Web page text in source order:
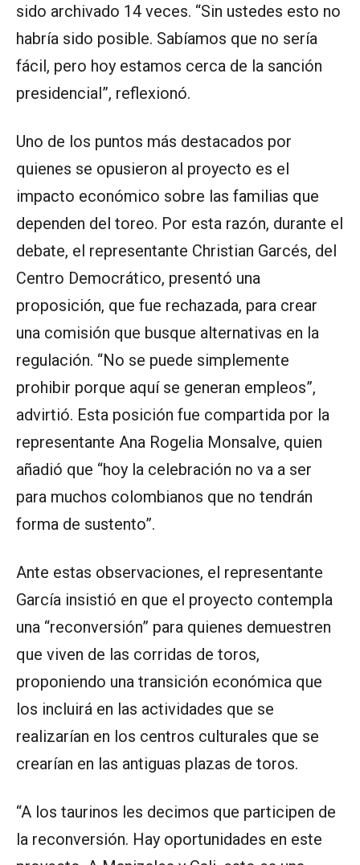
sido archivado 14 veces. “Sin ustedes esto no
habría sido posible. Sabíamos que no sería
fácil, pero hoy estamos cerca de la sanción
presidencial”, reflexionó.
Uno de los puntos más destacados por
quienes se opusieron al proyecto es el
impacto económico sobre las familias que
dependen del toreo. Por esta razón, durante el
debate, el representante Christian Garcés, del
Centro Democrático, presentó una
proposición, que fue rechazada, para crear
una comisión que busque alternativas en la
regulación. “No se puede simplemente
prohibir porque aquí se generan empleos”,
advirtió. Esta posición fue compartida por la
representante Ana Rogelia Monsalve, quien
añadió que “hoy la celebración no va a ser
para muchos colombianos que no tendrán
forma de sustento”.
Ante estas observaciones, el representante
García insistió en que el proyecto contempla
una “reconversión” para quienes demuestren
que viven de las corridas de toros,
proponiendo una transición económica que
los incluirá en las actividades que se
realizarían en los centros culturales que se
crearían en las antiguas plazas de toros.
“A los taurinos les decimos que participen de
la reconversión. Hay oportunidades en este